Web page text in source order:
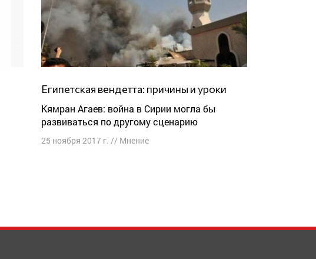
Египетская вендетта: причины и уроки
Кямран Агаев: война в Сирии могла бы
развиваться по другому сценарию
25 ноября 2017 г. // Мнение